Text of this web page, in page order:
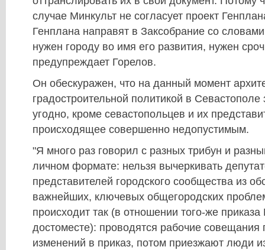
случае Минкульт не согласует проект
Генплана направят в Заксобрание со
нужен городу во имя его развития, нужен
предупреждает Горелов.
Он обескуражен, что на данный момент
градостроительной политикой в
угодно, кроме севастопольцев и их
происходящее совершенно недопустимым.
"Я много раз говорил с разных трибун и
личном формате: нельзя вычеркивать
представителей городского сообщества из
важнейших, ключевых общегородских
происходит так (в отношении того-же приказа
достоместе): проводятся рабочие совещания
изменений в приказ, потом приезжают люди